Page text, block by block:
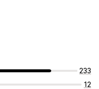
233
12